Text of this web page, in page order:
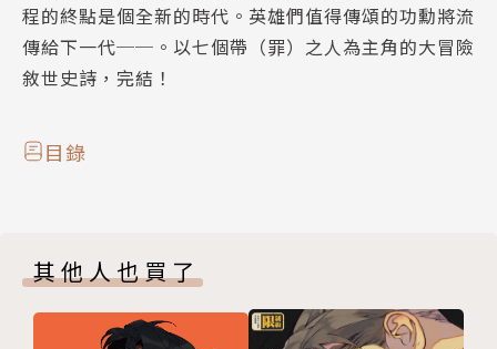
程的終點是個全新的時代。英雄們值得傳頌的功勳將流
傳給下一代──。以七個帶（罪）之人為主角的大冒險
敘世史詩，完結！
目錄
其他人也買了